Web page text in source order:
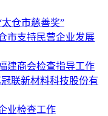
仓市慈善奖”
市支持民营企业发展
建商会检查指导工作
联新材料科技股份有
业检查工作